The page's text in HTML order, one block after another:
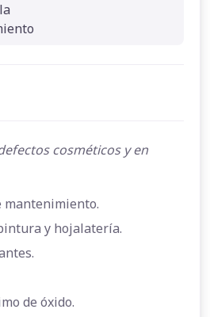
cosméticos y en
mantenimiento.
y hojalatería.
de óxido.